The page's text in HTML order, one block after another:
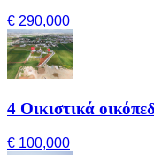
€ 290,000
4 Οικιστικά
€ 100,000